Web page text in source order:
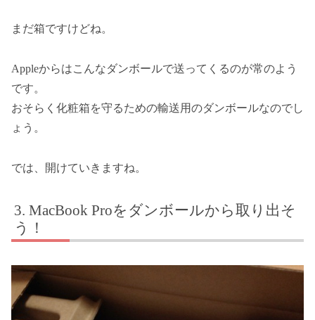
まだ箱ですけどね。
Appleからはこんなダンボールで送ってくるのが常のよう
です。
おそらく化粧箱を守るための輸送用のダンボールなのでし
ょう。
では、開けていきますね。
MacBook Proをダンボールから取り出そ
う！